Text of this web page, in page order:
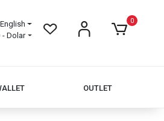
English
- Dolar
0
OUTLET